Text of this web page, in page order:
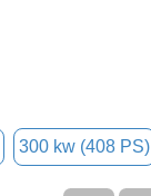
300 kw (408 PS)